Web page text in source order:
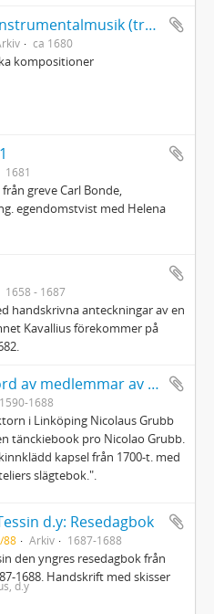
Partitur för instrumentalmusik (trestämmig sättning) i tabulatur
ca 1680
kompositioner
1681
greve Carl Bonde,
egendomstvist med Helena
1658 - 1687
handskrivna anteckningar av en
Kavallius förekommer på
Släktbok 1590-1688 : förd av medlemmar av släkterna Grubb, Dyk (Dijk) och Ristelius
1590-1688
i Linköping Nicolaus Grubb
tänckiebook pro Nicolao Grubb.
kapsel från 1700-t. med
slägtebok.".
d.y: Resedagbok
88 Arkiv 1687-1688
den yngres resedagbok från
1688. Handskrift med skisser
d.y